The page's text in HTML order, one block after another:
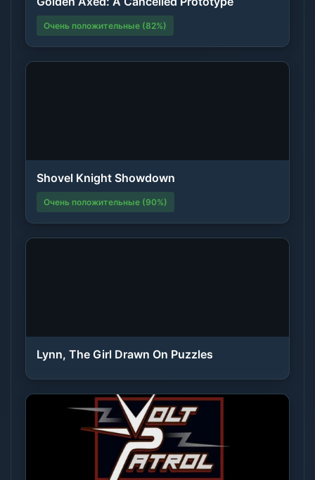
Очень положительные (82%)
Shovel Knight Showdown
Очень положительные (90%)
Lynn, The Girl Drawn On Puzzles